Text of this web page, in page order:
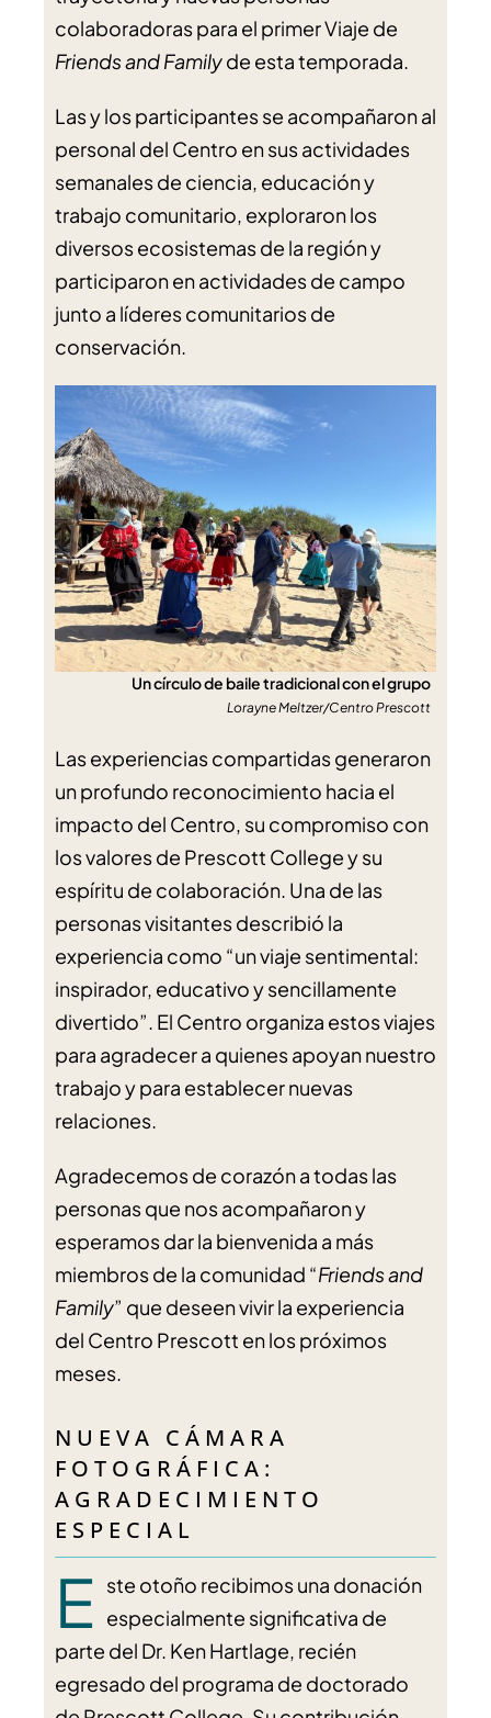
colaboradoras para el primer Viaje de
Friends and Familyde esta temporada.
Las y los participantes se acompañaron al
personal del Centro en sus actividades
semanales de ciencia, educación y
trabajo comunitario, exploraron los
diversos ecosistemas de la región y
participaron en actividades de campo
junto a líderes comunitarios de
conservación.
Las experiencias compartidas generaron
un profundo reconocimiento hacia el
impacto del Centro, su compromiso con
los valores de Prescott College y su
espíritu de colaboración. Una de las
personas visitantes describió la
experiencia como “un viaje sentimental:
inspirador, educativo y sencillamente
divertido”. El Centro organiza estos viajes
para agradecer a quienes apoyan nuestro
trabajo y para establecer nuevas
relaciones.
Un círculo de baile tradicional con el grupo
Lorayne Meltzer/Centro Prescott
Agradecemos de corazón a todas las
personas que nos acompañaron y
esperamos dar la bienvenida a más
miembros de la comunidad “Friends and
Family” que deseen vivir la experiencia
del Centro Prescott en los próximos
meses.
NUEVA CÁMARA
FOTOGRÁFICA:
AGRADECIMIENTO
ESPECIAL
E
​​ste otoño recibimos una donación
especialmente significativa de
parte del Dr. Ken Hartlage, recién
egresado del programa de doctorado